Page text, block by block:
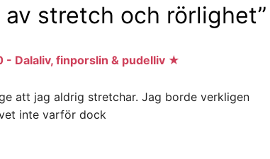
av stretch och rörlighet”
- Dalaliv, finporslin & pudelliv ★
att jag aldrig stretchar. Jag borde verkligen
inte varför dock